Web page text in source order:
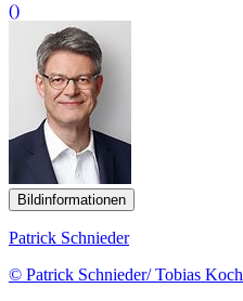
()
Bildinformationen
Patrick Schnieder
© Patrick Schnieder/ Tobias Koch